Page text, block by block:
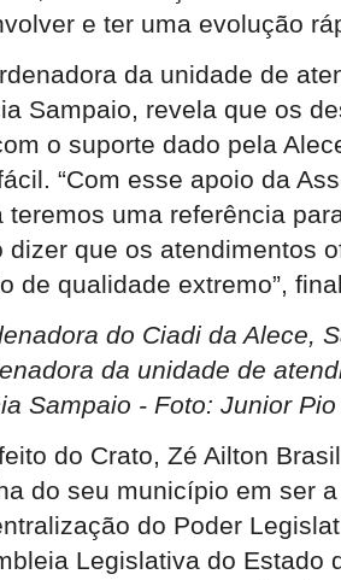
e ter uma evolução
da unidade de
Sampaio, revela que os
o suporte dado pela
“Com esse apoio da
teremos uma referência
dizer que os atendimentos
de qualidade extremo”,
do Ciadi da Alece,
da unidade de
Sampaio - Foto: Junior Pio
do Crato, Zé Ailton
do seu município em ser
do Poder
Legislativa do Estado